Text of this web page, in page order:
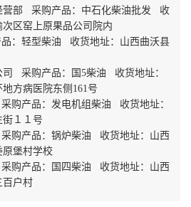
营部 采购产品：中石化柴油批发 收
区窑上原果品公司院内
：轻型柴油 收货地址：山西曲沃县
司 采购产品：国5柴油 收货地址：
方病医院东侧161号
购产品：发电机组柴油 收货地址：
街１１号
购产品：锅炉柴油 收货地址：山西
原堡村学校
购产品：国四柴油 收货地址：山西
百户村